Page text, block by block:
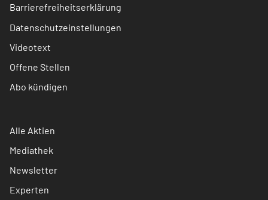
Barrierefreiheitserklärung
Datenschutzeinstellungen
Videotext
Offene Stellen
Abo kündigen
Alle Aktien
Mediathek
Newsletter
Experten